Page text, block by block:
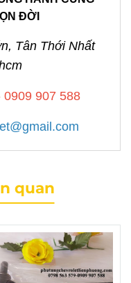
ĐỜI
Tân Thới Nhất
0909 907 588
quan